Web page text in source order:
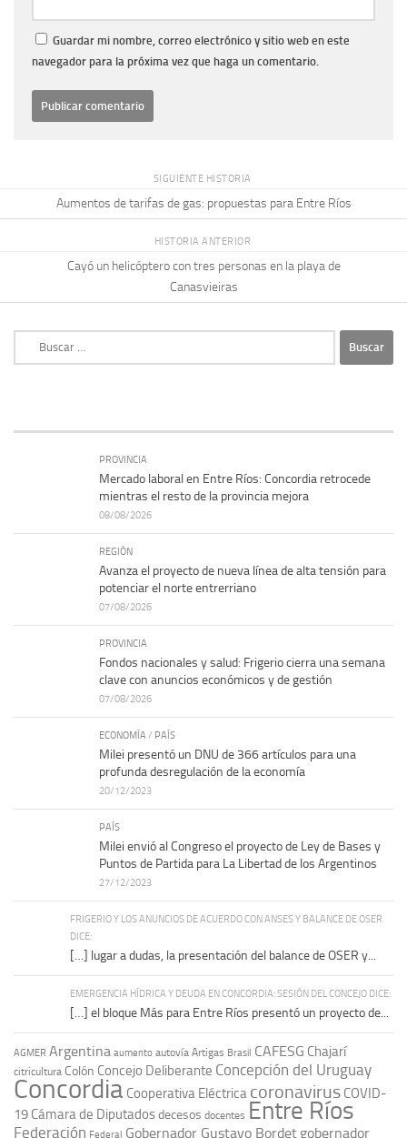
Guardar mi nombre, correo electrónico y sitio web en este
navegador para la próxima vez que haga un comentario.
SIGUIENTE HISTORIA
Aumentos de tarifas de gas: propuestas para Entre Ríos
HISTORIA ANTERIOR
Cayó un helicóptero con tres personas en la playa de
Canasvieiras
PROVINCIA
Mercado laboral en Entre Ríos: Concordia retrocede
mientras el resto de la provincia mejora
08/08/2026
REGIÓN
Avanza el proyecto de nueva línea de alta tensión para
potenciar el norte entrerriano
07/08/2026
PROVINCIA
Fondos nacionales y salud: Frigerio cierra una semana
clave con anuncios económicos y de gestión
07/08/2026
ECONOMÍA / PAÍS
Milei presentó un DNU de 366 artículos para una
profunda desregulación de la economía
20/12/2023
PAÍS
Milei envió al Congreso el proyecto de Ley de Bases y
Puntos de Partida para La Libertad de los Argentinos
27/12/2023
FRIGERIO Y LOS ANUNCIOS DE ACUERDO CON ANSES Y BALANCE DE OSER
DICE:
[…] lugar a dudas, la presentación del balance de OSER y...
EMERGENCIA HÍDRICA Y DEUDA EN CONCORDIA: SESIÓN DEL CONCEJO DICE:
[…] el bloque Más para Entre Ríos presentó un proyecto de...
AGMER Argentina aumento autovía Artigas Brasil CAFESG Chajarí
citricultura Colón Concejo Deliberante Concepción del Uruguay
Concordia Cooperativa Eléctrica coronavirus COVID-
19 Cámara de Diputadosdecesos docentes Entre Ríos
Federación Federal Gobernador Gustavo Bordet gobernador